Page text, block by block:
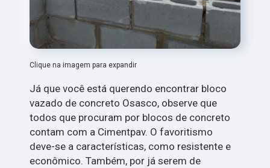
Clique na imagem para expandir
Já que você está querendo encontrar bloco
vazado de concreto Osasco, observe que
todos que procuram por blocos de concreto
contam com a Cimentpav. O favoritismo
deve-se a características, como resistente e
econômico. Também, por já serem de